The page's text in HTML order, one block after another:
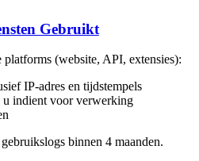
Gebruikt
(website, API, extensies):
IP-adres en tijdstempels
u indient voor verwerking
binnen 4 maanden.